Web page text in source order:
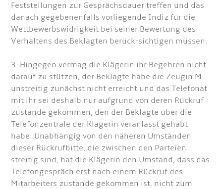
Feststellungen zur Gesprächsdauer treffen und das
danach gegebenenfalls vorliegende Indiz für die
Wettbewerbswidrigkeit bei seiner Bewertung des
Verhaltens des Beklagten berück-sichtigen müssen.
3. Hingegen vermag die Klägerin ihr Begehren nicht
darauf zu stützen, der Beklagte habe die Zeugin M.
unstreitig zunächst nicht erreicht und das Telefonat
mit ihr sei deshalb nur aufgrund von deren Rückruf
zustande gekommen, den der Beklagte über die
Telefonzentrale der Klägerin veranlasst gehabt
habe. Unabhängig von den näheren Umständen
dieser Rückrufbitte, die zwischen den Parteien
streitig sind, hat die Klägerin den Umstand, dass das
Telefongespräch erst nach einem Rückruf des
Mitarbeiters zustande gekommen ist, nicht zum